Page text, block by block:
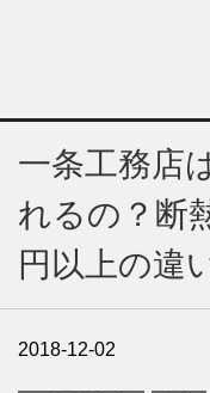
一条工務店
れるの？断
円以上の違
2018-12-02